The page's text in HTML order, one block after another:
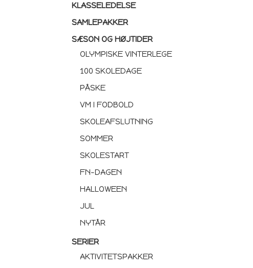
KLASSELEDELSE
SAMLEPAKKER
SÆSON OG HØJTIDER
OLYMPISKE VINTERLEGE
100 SKOLEDAGE
PÅSKE
VM I FODBOLD
SKOLEAFSLUTNING
SOMMER
SKOLESTART
FN-DAGEN
HALLOWEEN
JUL
NYTÅR
SERIER
AKTIVITETSPAKKER